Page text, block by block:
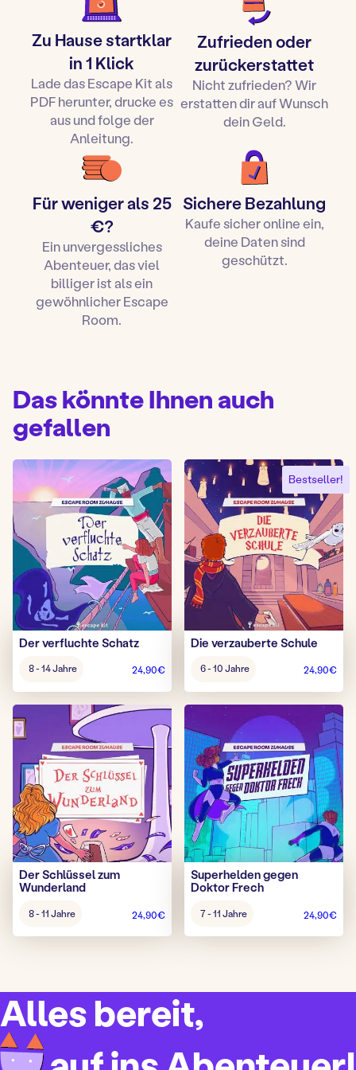
Bestätigt eure Bestellung
Die per E-Mail erhaltene Zip-Datei von einem
Computer aus öffnen und herunterladen.
Lest die Anleitung zum Aufbau und zum Ausdrucken.
Druckt das Spiel aus und bereitet es dann gemäß
der Aufbauanleitung vor.
Startet den Timerund los geht’s mit einer Stunde
Escape Room bei Ihnen zu Hause!
Ihr könnt es auch als originelle Geschenkidee zu
Weihnachten oder zum Geburtstag an ein Kind
… In jeder Aufbauanleitung teilen wir mit euch Tipps
und Tricks für eine verrückte Atmosphäre!
Zu Hause startklar
in 1 Klick
Lade das Escape Kit als
PDF herunter, drucke es
aus und folge der
Anleitung.
Zufrieden oder
zurückerstattet
Nicht zufrieden? Wir
erstatten dir auf Wunsch
dein Geld.
Für weniger als 25
€?
Ein unvergessliches
Abenteuer, das viel
billiger ist als ein
gewöhnlicher Escape
Room.
Sichere Bezahlung
Kaufe sicher online ein,
deine Daten sind
geschützt.
Das könnte Ihnen auch
gefallen
Der verfluchte Schatz
Spiel:
8 - 14 Jahre 24,90€
Bestseller!
Die verzauberte Schule
Spiel:
6 - 10 Jahre 24,90€
Der Schlüssel zum
Wunderland
Spiel:
8 - 11 Jahre 24,90€
Superhelden gegen
Doktor Frech
Spiel:
7 - 11 Jahre 24,90€
Alles bereit,